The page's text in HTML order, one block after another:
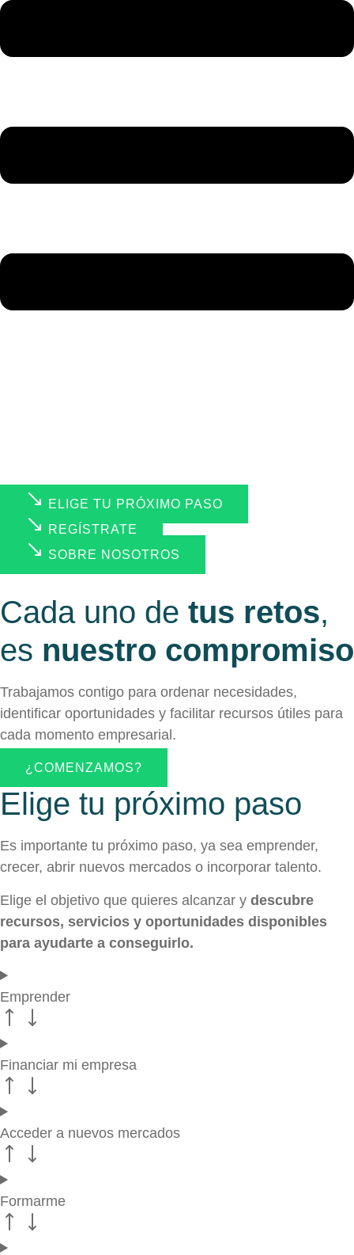
ELIGE TU PRÓXIMO PASO
REGÍSTRATE
SOBRE NOSOTROS
Cada uno de tus retos,
es nuestro compromiso
Trabajamos contigo para ordenar necesidades,
identificar oportunidades y facilitar recursos útiles para
cada momento empresarial.
¿COMENZAMOS?
Elige tu próximo paso
Es importante tu próximo paso, ya sea emprender,
crecer, abrir nuevos mercados o incorporar talento.
Elige el objetivo que quieres alcanzar y descubre
recursos, servicios y oportunidades disponibles
para ayudarte a conseguirlo.
Emprender
Financiar mi empresa
Acceder a nuevos mercados
Formarme